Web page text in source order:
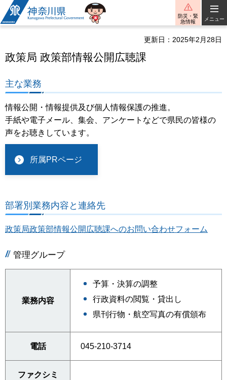
神奈川県
防災・緊
急情報
メニュー
更新日：2025年2月28日
政策局 政策部情報公開広聴課
主な業務
情報公開・情報提供及び個人情報保護の推進。
手紙や電子メール、集会、アンケートなどで県民の皆様の
声をお聴きしています。
所属PRページ
部署別業務内容と連絡先
政策局政策部情報公開広聴課へのお問い合わせフォーム
管理グループ
業務内容
予算・決算の調整
行政資料の閲覧・貸出し
県刊行物・航空写真の有償頒布
電話 045-210-3714
ファクシミ